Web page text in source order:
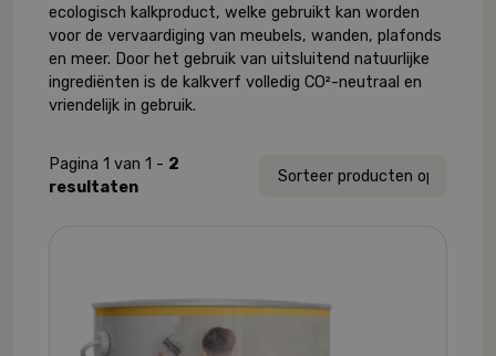
ecologisch kalkproduct, welke gebruikt kan worden
voor de vervaardiging van meubels, wanden, plafonds
en meer. Door het gebruik van uitsluitend natuurlijke
ingrediënten is de kalkverf volledig CO²-neutraal en
vriendelijk in gebruik.
Pagina 1 van 1 - 2
resultaten